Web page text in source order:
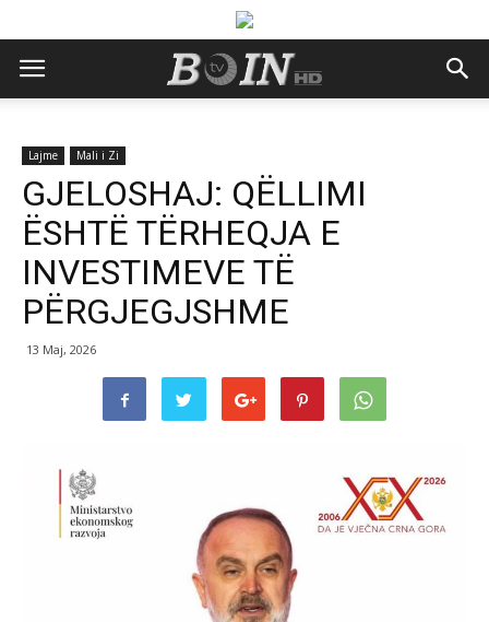
Lajme Mali i Zi
GJELOSHAJ: QËLLIMI
ËSHTË TËRHEQJA E
INVESTIMEVE TË
PËRGJEGJSHME
13 Maj, 2026